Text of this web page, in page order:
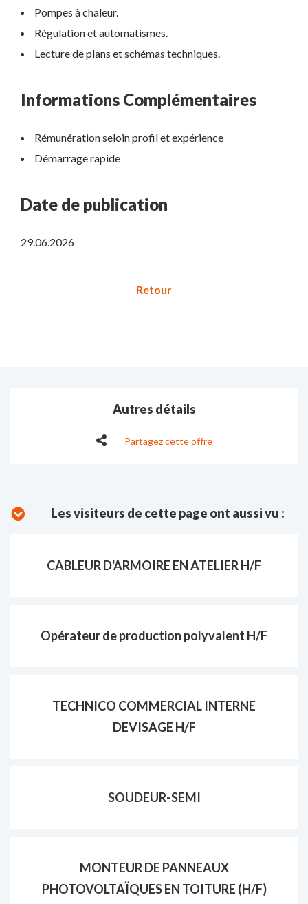
Pompes à chaleur.
Régulation et automatismes.
Lecture de plans et schémas techniques.
Informations Complémentaires
Rémunération seloin profil et expérience
Démarrage rapide
Date de publication
29.06.2026
Autres détails
Partagez cette offre
Les visiteurs de cette page ont aussi vu :
CABLEUR D'ARMOIRE EN ATELIER H/F
Opérateur de production polyvalent H/F
TECHNICO COMMERCIAL INTERNE
DEVISAGE H/F
SOUDEUR-SEMI
MONTEUR DE PANNEAUX
PHOTOVOLTAÏQUES EN TOITURE (H/F)